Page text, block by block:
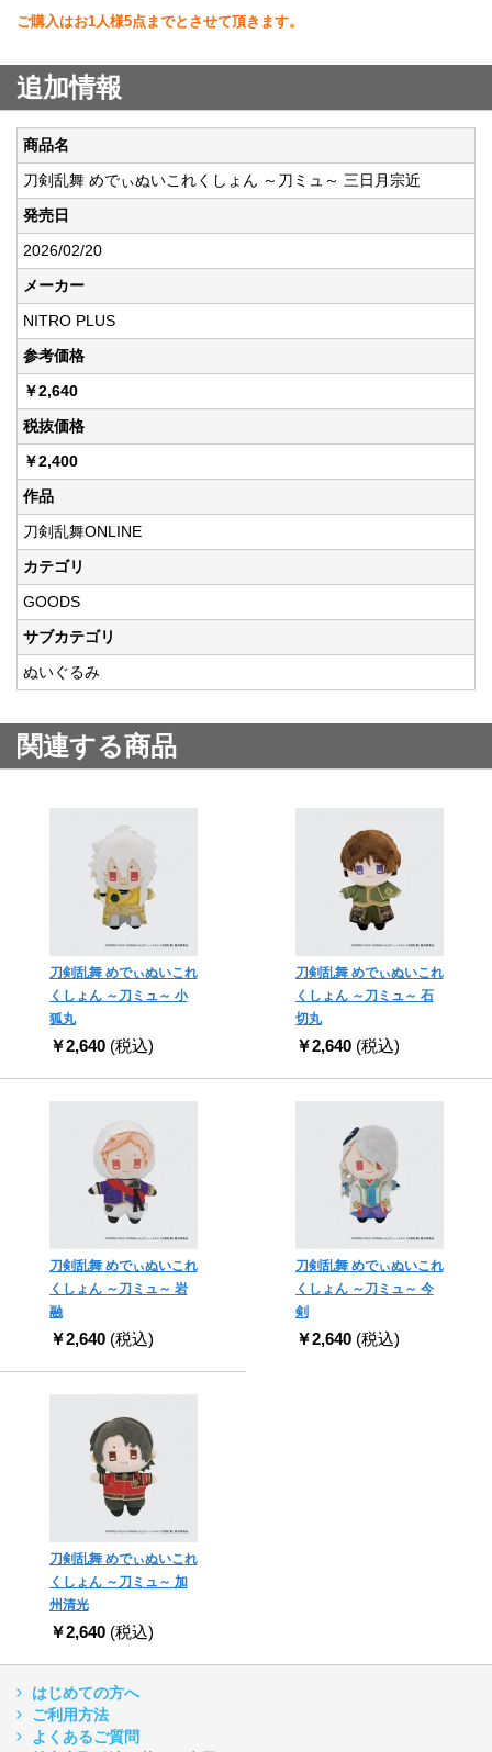
ご購入はお1人様5点までとさせて頂きます。
追加情報
商品名
刀剣乱舞 めでぃぬいこれくしょん ～刀ミュ～ 三日月宗近
発売日
2026/02/20
メーカー
NITRO PLUS
参考価格
￥2,640
税抜価格
￥2,400
作品
刀剣乱舞ONLINE
カテゴリ
GOODS
サブカテゴリ
ぬいぐるみ
関連する商品
刀剣乱舞 めでぃぬいこれ
くしょん ～刀ミュ～ 小
狐丸
￥2,640 (税込)
刀剣乱舞 めでぃぬいこれ
くしょん ～刀ミュ～ 石
切丸
￥2,640 (税込)
刀剣乱舞 めでぃぬいこれ
くしょん ～刀ミュ～ 岩
融
￥2,640 (税込)
刀剣乱舞 めでぃぬいこれ
くしょん ～刀ミュ～ 今
剣
￥2,640 (税込)
刀剣乱舞 めでぃぬいこれ
くしょん ～刀ミュ～ 加
州清光
￥2,640 (税込)
はじめての方へ
ご利用方法
よくあるご質問